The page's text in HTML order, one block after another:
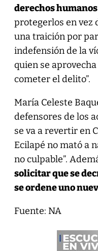
derechos humanos
protegerlos en vez
una traición por
indefensión de la
quien se
cometer el delito”.
María Celeste
defensores de los
se va a revertir en
Ecilapé no mató a
no culpable”.
solicitar que se
se ordene uno
Fuente: NA